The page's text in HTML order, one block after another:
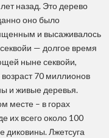
назад. Это дерево
оно было
и высаживалось
— долгое время
ныне секвойи,
70 миллионов
и живые деревья.
месте – в горах
их всего около 100
диковины. Лжетсуга